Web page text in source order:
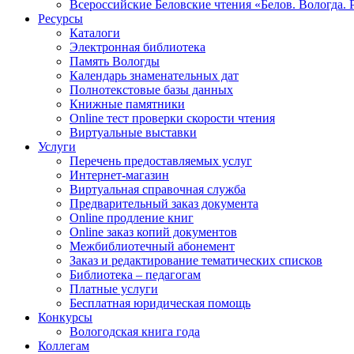
Всероссийские Беловские чтения «Белов. Вологда.
Ресурсы
Каталоги
Электронная библиотека
Память Вологды
Календарь знаменательных дат
Полнотекстовые базы данных
Книжные памятники
Online тест проверки скорости чтения
Виртуальные выставки
Услуги
Перечень предоставляемых услуг
Интернет-магазин
Виртуальная справочная служба
Предварительный заказ документа
Online продление книг
Online заказ копий документов
Межбиблиотечный абонемент
Заказ и редактирование тематических списков
Библиотека – педагогам
Платные услуги
Бесплатная юридическая помощь
Конкурсы
Вологодская книга года
Коллегам